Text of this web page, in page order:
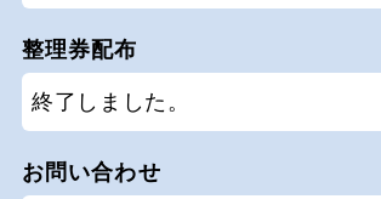
整理券配布
終了しました。
お問い合わせ